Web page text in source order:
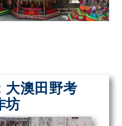
大澳田野考
坊